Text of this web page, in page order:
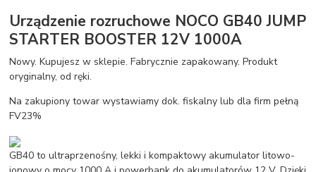
Urządzenie rozruchowe NOCO GB40 JUMP
STARTER BOOSTER 12V 1000A
Nowy. Kupujesz w sklepie. Fabrycznie zapakowany. Produkt
oryginalny, od ręki.
Na zakupiony towar wystawiamy dok. fiskalny lub dla firm pełną
FV23%
GB40 to ultraprzenośny, lekki i kompaktowy akumulator litowo-